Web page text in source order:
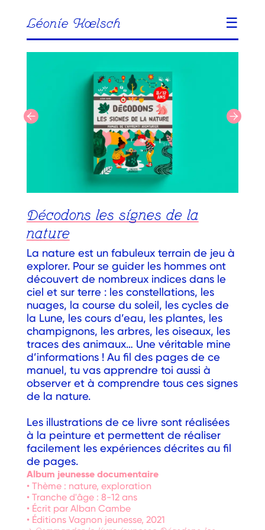
Léonie Kœlsch ☰
Décodons les signes de la
nature
La nature est un fabuleux terrain de jeu à
explorer. Pour se guider les hommes ont
découvert de nombreux indices dans le
ciel et sur terre : les constellations, les
nuages, la course du soleil, les cycles de
la Lune, les cours d’eau, les plantes, les
champignons, les arbres, les oiseaux, les
traces des animaux… Une véritable mine
d’informations ! Au fil des pages de ce
manuel, tu vas apprendre toi aussi à
observer et à comprendre tous ces signes
de la nature.
Les illustrations de ce livre sont réalisées
à la peinture et permettent de réaliser
facilement les expériences décrites au fil
de pages.
Album jeunesse documentaire
• Thème : nature, exploration
• Tranche d'âge : 8-12 ans
• Écrit par Alban Cambe
• Éditions Vagnon jeunesse, 2021